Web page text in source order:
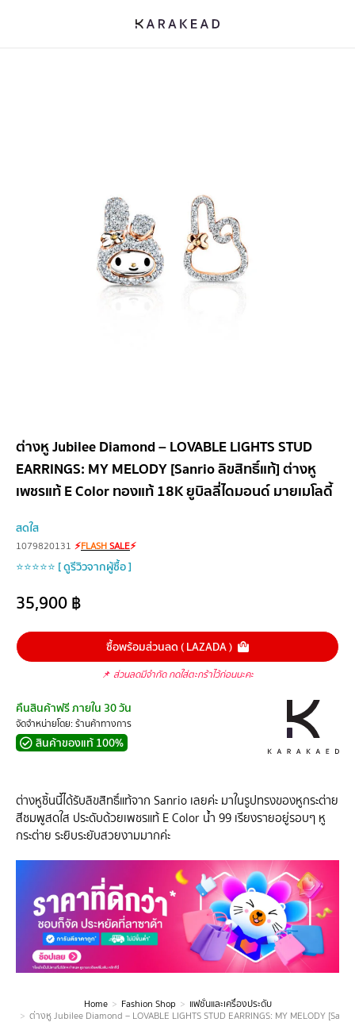
ต่างหู Jubilee Diamond – LOVABLE LIGHTS STUD
EARRINGS: MY MELODY [Sanrio ลิขสิทธิ์แท้] ต่างหู
เพชรแท้ E Color ทองแท้ 18K ยูบิลลี่ไดมอนด์ มายเมโลดี้
สดใส
1079820131 ⚡FLASHSALE⚡
⭐⭐⭐⭐⭐ [ ดูรีวิวจากผู้ซื้อ ]
35,900฿
ซื้อพร้อมส่วนลด ( LAZADA )
📌 ส่วนลดมีจำกัด กดใส่ตะกร้าไว้ก่อนนะคะ
คืนสินค้าฟรี ภายใน 30 วัน
จัดจำหน่ายโดย: ร้านค้าทางการ
สินค้าของแท้ 100%
ต่างหูชิ้นนี้ได้รับลิขสิทธิ์แท้จาก Sanrio เลยค่ะ มาในรูปทรงของหูกระต่าย
สีชมพูสดใส ประดับด้วยเพชรแท้ E Color น้ำ 99 เรียงรายอยู่รอบๆ หู
กระต่าย ระยิบระยับสวยงามมากค่ะ
You are here: Home Fashion Shop
แฟชั่นและเครื่องประดับ
ต่างหู Jubilee Diamond – LOVABLE LIGHTS STUD EARRINGS: MY MELODY